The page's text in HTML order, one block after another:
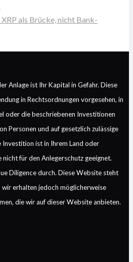
als Brücke, nicht Bank-
Anlage ist Ihr Kapital in Gefahr. Diese
in Rechtsordnungen vorgesehen, in
oder die beschriebenen Investitionen
Personen und auf gesetzlich zulässige
ist in Ihrem Land oder
für den Anlegerschutz geeignet.
Diligence durch. Diese Website steht
wir erhalten jedoch möglicherweise
die wir auf dieser Website anbieten.